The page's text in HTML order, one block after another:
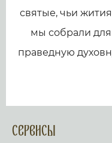
святые, чьи
мы собрали для
праведную
Сервисы